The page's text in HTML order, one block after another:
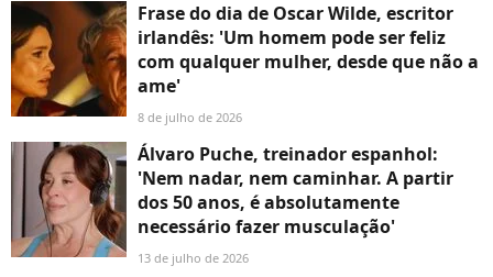
Frase do dia de Oscar Wilde, escritor
irlandês: 'Um homem pode ser feliz
com qualquer mulher, desde que não a
ame'
8 de julho de 2026
Álvaro Puche, treinador espanhol:
'Nem nadar, nem caminhar. A partir
dos 50 anos, é absolutamente
necessário fazer musculação'
13 de julho de 2026